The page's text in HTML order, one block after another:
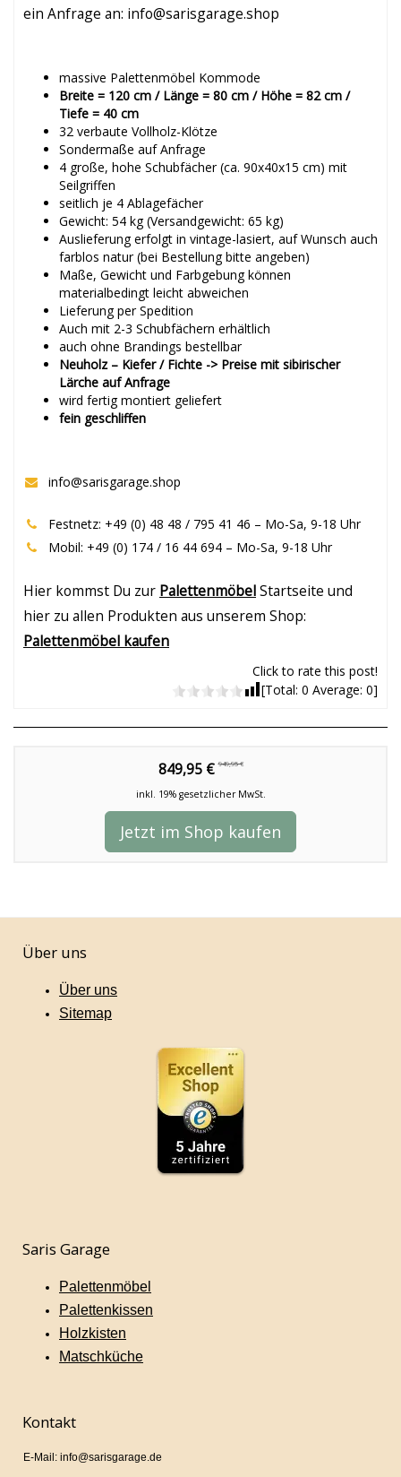
ein Anfrage an: info@sarisgarage.shop
massive Palettenmöbel Kommode
Breite = 120 cm / Länge = 80 cm / Höhe = 82 cm /
Tiefe = 40 cm
32 verbaute Vollholz-Klötze
Sondermaße auf Anfrage
4 große, hohe Schubfächer (ca. 90x40x15 cm) mit
Seilgriffen
seitlich je 4 Ablagefächer
Gewicht: 54 kg (Versandgewicht: 65 kg)
Auslieferung erfolgt in vintage-lasiert, auf Wunsch auch
farblos natur (bei Bestellung bitte angeben)
Maße, Gewicht und Farbgebung können
materialbedingt leicht abweichen
Lieferung per Spedition
Auch mit 2-3 Schubfächern erhältlich
auch ohne Brandings bestellbar
Neuholz – Kiefer / Fichte -> Preise mit sibirischer
Lärche auf Anfrage
wird fertig montiert geliefert
fein geschliffen
info@sarisgarage.shop
Festnetz: +49 (0) 48 48 / 795 41 46 – Mo-Sa, 9-18 Uhr
Mobil: +49 (0) 174 / 16 44 694 – Mo-Sa, 9-18 Uhr
Hier kommst Du zur PalettenmöbelStartseite und
hier zu allen Produkten aus unserem Shop:
Palettenmöbel kaufen
Click to rate this post!
[Total: 0 Average: 0]
849,95 €949,95 €
inkl. 19% gesetzlicher MwSt.
Jetzt im Shop kaufen
Über uns
Über uns
Sitemap
Saris Garage
Palettenmöbel
Palettenkissen
Holzkisten
Matschküche
Kontakt
E-Mail: info@sarisgarage.de